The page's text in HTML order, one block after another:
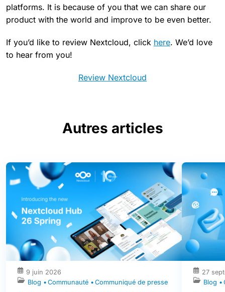
platforms. It is because of you that we can share our
product with the world and improve to be even better.
If you’d like to review Nextcloud, click here. We’d love
to hear from you!
Review Nextcloud
Autres articles
9 juin 2026
Blog
Communauté Communiqué de presse
27
Blog